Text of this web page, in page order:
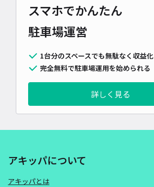
スマホでかんたん
駐車場運営
1台分のスペースでも無駄なく収益化
完全無料で駐車場運用を始められる
詳しく見る
アキッパについて
アキッパとは